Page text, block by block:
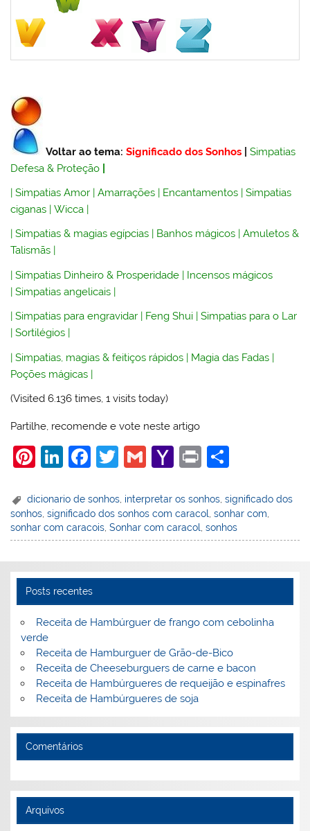
Voltar ao tema:Significado dos Sonhos |Simpatias
Defesa & Proteção
|Simpatias Amor |Amarrações | Encantamentos |Simpatias
ciganas |Wicca |
|Simpatias & magias egípcias Banhos mágicos |Amuletos &
Talismãs
|Simpatias Dinheiro & Prosperidade | Incensos mágicos
|Simpatias angelicais |
|Simpatias para engravidar | Feng Shui |Simpatias para o Lar
|Sortilégios |
|Simpatias, magias & feitiços rápidos | Magia das Fadas |
Poções mágicas |
(Visited 6.136 times, 1 visits today)
Partilhe, recomende e vote neste artigo
Pi
er
e
st
Li
k
e
dI
F
c
e
b
o
k
T
itt
er
G
ai
l
Y
h
o
o
l
Pr
t
ar
e
dicionario de sonhos interpretar os sonhos ,significado dos
sonhos ,significado dos sonhos com caracol ,sonhar com
sonhar com caracois ,Sonhar com caracol ,sonhos
Posts recentes
Receita de Hambúrguer de frango com cebolinha
verde
Receita de Hamburguer de Grão-de-Bico
Receita de Cheeseburguers de carne e bacon
Receita de Hambúrgueres de requeijão e espinafres
Receita de Hambúrgueres de soja
Comentários
Arquivos